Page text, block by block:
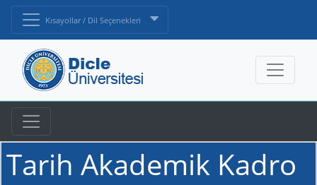
Kısayollar / Dil Seçenekleri
Tarih Akademik Kadro